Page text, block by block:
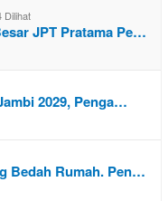
Dilihat
JPT Pratama Pe…
2029, Penga…
Bedah Rumah. Pen…